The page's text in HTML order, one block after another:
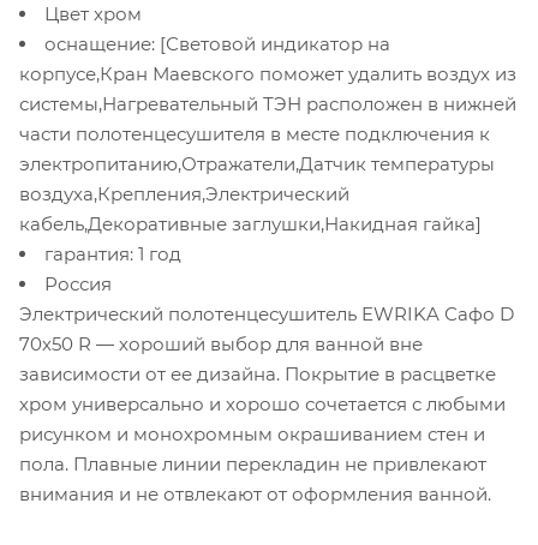
Цвет хром
оснащение: [Световой индикатор на
корпусе,Кран Маевского поможет удалить воздух из
системы,Нагревательный ТЭН расположен в нижней
части полотенцесушителя в месте подключения к
электропитанию,Отражатели,Датчик температуры
воздуха,Крепления,Электрический
кабель,Декоративные заглушки,Накидная гайка]
гарантия: 1 год
Россия
Электрический полотенцесушитель EWRIKA Сафо D
70х50 R — хороший выбор для ванной вне
зависимости от ее дизайна. Покрытие в расцветке
хром универсально и хорошо сочетается с любыми
рисунком и монохромным окрашиванием стен и
пола. Плавные линии перекладин не привлекают
внимания и не отвлекают от оформления ванной.